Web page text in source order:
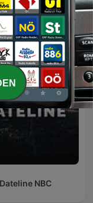
Moordzaken
Dateline NBC